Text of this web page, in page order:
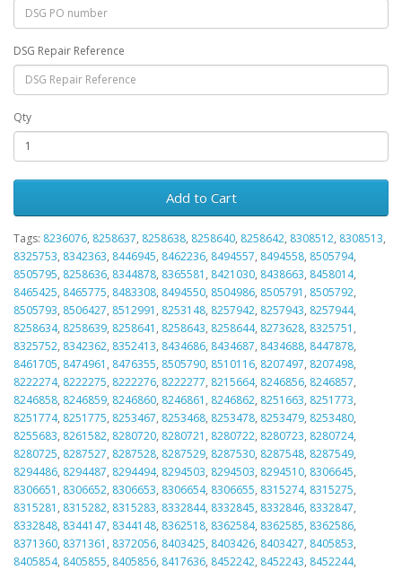
DSG Repair Reference
Qty
Add to Cart
Tags: 8236076, 8258637, 8258638, 8258640, 8258642, 8308512, 8308513,
8325753, 8342363, 8446945, 8462236, 8494557, 8494558, 8505794,
8505795, 8258636, 8344878, 8365581 , 8421030, 8438663, 8458014,
8465425, 8465775, 8483308, 8494550, 8504986, 8505791 , 8505792,
8505793, 8506427, 8512991 , 8253148, 8257942, 8257943, 8257944,
8258634, 8258639, 8258641 , 8258643, 8258644, 8273628, 8325751 ,
8325752, 8342362, 8352413, 8434686, 8434687, 8434688, 8447878,
8461705, 8474961 , 8476355, 8505790, 8510116, 8207497, 8207498,
8222274, 8222275, 8222276, 8222277, 8215664, 8246856, 8246857,
8246858, 8246859, 8246860, 8246861 , 8246862, 8251663, 8251773,
8251774, 8251775, 8253467, 8253468, 8253478, 8253479, 8253480,
8255683, 8261582, 8280720, 8280721 , 8280722, 8280723, 8280724,
8280725, 8287527, 8287528, 8287529, 8287530, 8287548, 8287549,
8294486, 8294487, 8294494, 8294503, 8294503, 8294510, 8306645,
8306651 , 8306652, 8306653, 8306654, 8306655, 8315274, 8315275,
8315281 , 8315282, 8315283, 8332844, 8332845, 8332846, 8332847,
8332848, 8344147, 8344148, 8362518, 8362584, 8362585, 8362586,
8371360, 8371361 , 8372056, 8403425, 8403426, 8403427, 8405853,
8405854, 8405855, 8405856, 8417636, 8452242, 8452243, 8452244,